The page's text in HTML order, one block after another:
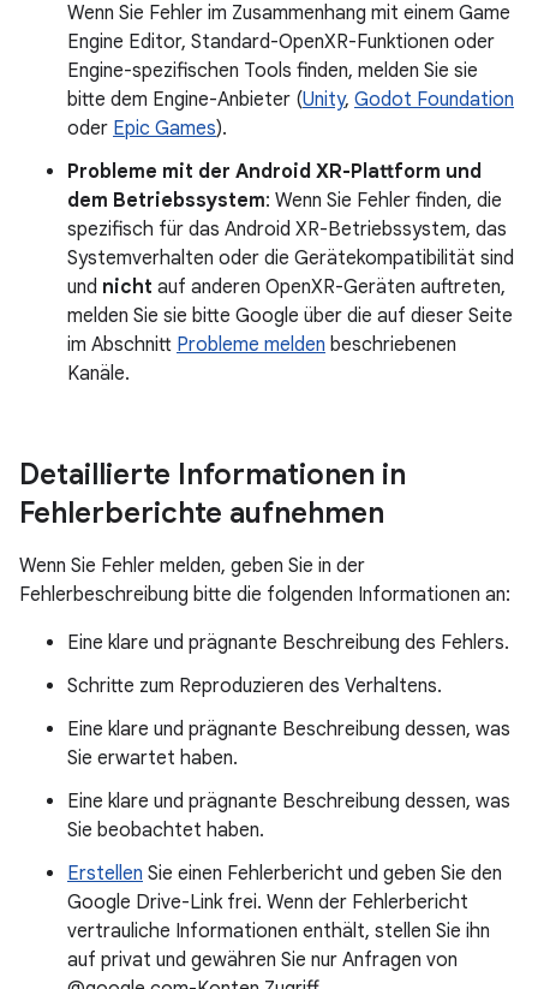
Wenn Sie Fehler im Zusammenhang mit einem Game
Engine Editor, Standard-OpenXR-Funktionen oder
Engine-spezifischen Tools finden, melden Sie sie
bitte dem Engine-Anbieter (Unity, Godot Foundation
oder Epic Games).
Probleme mit der Android XR-Plattform und
dem Betriebssystem: Wenn Sie Fehler finden, die
spezifisch für das Android XR-Betriebssystem, das
Systemverhalten oder die Gerätekompatibilität sind
und nicht auf anderen OpenXR-Geräten auftreten,
melden Sie sie bitte Google über die auf dieser Seite
im Abschnitt Probleme melden beschriebenen
Kanäle.
Detaillierte Informationen in
Fehlerberichte aufnehmen
Wenn Sie Fehler melden, geben Sie in der
Fehlerbeschreibung bitte die folgenden Informationen an:
Eine klare und prägnante Beschreibung des Fehlers.
Schritte zum Reproduzieren des Verhaltens.
Eine klare und prägnante Beschreibung dessen, was
Sie erwartet haben.
Eine klare und prägnante Beschreibung dessen, was
Sie beobachtet haben.
Erstellen Sie einen Fehlerbericht und geben Sie den
Google Drive-Link frei. Wenn der Fehlerbericht
vertrauliche Informationen enthält, stellen Sie ihn
auf privat und gewähren Sie nur Anfragen von